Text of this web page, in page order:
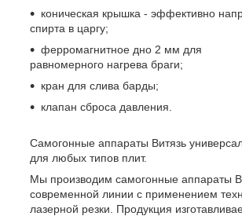
коническая крышка - эффективно
спирта в царгу;
ферромагнитное дно 2 мм для
равномерного нагрева браги;
кран для слива барды;
клапан сброса давления.
Самогонные аппараты Витязь
для любых типов плит.
Мы производим самогонные аппараты
современной линии с применением
лазерной резки. Продукция